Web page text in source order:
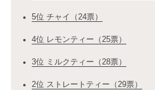
5位 チャイ（24票）
4位 レモンティー（25票）
3位 ミルクティー（28票）
2位 ストレートティー（29票）